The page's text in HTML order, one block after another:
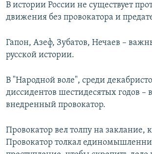
Все сайты РСЕ/РС
В истории России не существует
движения без провокатора и
Гапон, Азеф, Зубатов, Нечаев –
русской истории.
В "Народной воле", среди
диссидентов шестидесятых годов –
внедренный провокатор.
Провокатор вел толпу на заклание,
Провокатор толкал